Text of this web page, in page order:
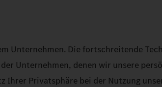
Unternehmen. Die fortschreitende
Unternehmen, denen wir unsere
Privatsphäre bei der Nutzung